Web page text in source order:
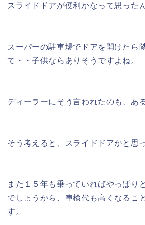
スライドドアが便利かなって思った
スーパーの駐車場でドアを開けたら
て・・子供ならありそうですよね。
ディーラーにそう言われたのも、あ
そう考えると、スライドドアかと思
また１５年も乗っていればやっぱり
でしょうから、車検代も高くなるこ
す。